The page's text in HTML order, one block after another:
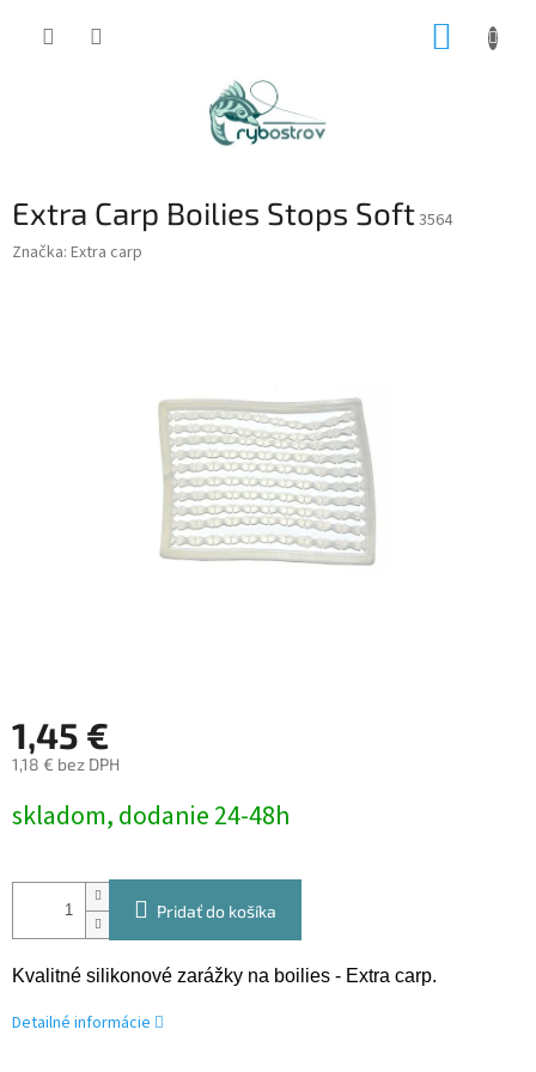
Extra Carp Boilies Stops Soft3564
Značka: Extra carp
1,45 €
1,18 € bez DPH
cena:
skladom, dodanie 24-48h
Pridať do košíka
Kvalitné silikonové zarážky na boilies - Extra carp.
Detailné informácie